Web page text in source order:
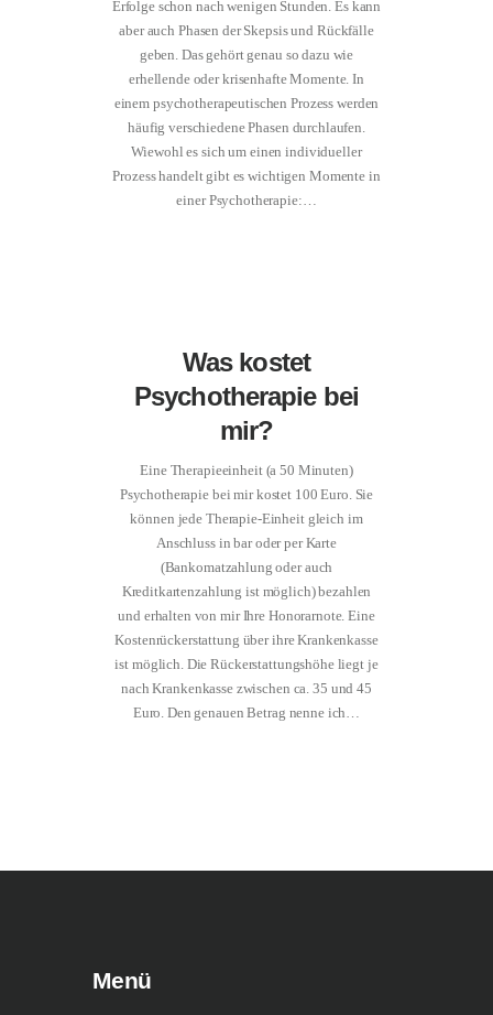
Erfolge schon nach wenigen Stunden. Es kann
aber auch Phasen der Skepsis und Rückfälle
geben. Das gehört genau so dazu wie
erhellende oder krisenhafte Momente. In
einem psychotherapeutischen Prozess werden
häufig verschiedene Phasen durchlaufen.
Wiewohl es sich um einen individueller
Prozess handelt gibt es wichtigen Momente in
einer Psychotherapie:…
Was kostet
Psychotherapie bei
mir?
Eine Therapieeinheit (a 50 Minuten)
Psychotherapie bei mir kostet 100 Euro. Sie
können jede Therapie-Einheit gleich im
Anschluss in bar oder per Karte
(Bankomatzahlung oder auch
Kreditkartenzahlung ist möglich) bezahlen
und erhalten von mir Ihre Honorarnote. Eine
Kostenrückerstattung über ihre Krankenkasse
ist möglich. Die Rückerstattungshöhe liegt je
nach Krankenkasse zwischen ca. 35 und 45
Euro. Den genauen Betrag nenne ich…
Menü